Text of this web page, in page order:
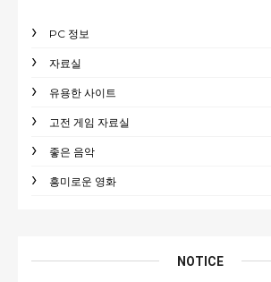
PC 정보
자료실
유용한 사이트
고전 게임 자료실
좋은 음악
흥미로운 영화
NOTICE